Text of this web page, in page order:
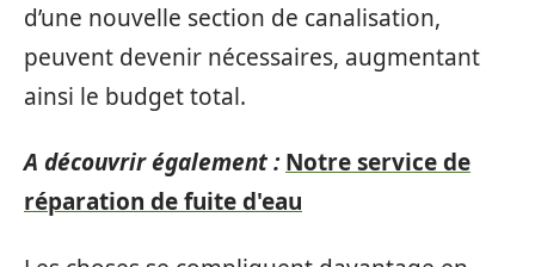
d’une nouvelle section de canalisation,
peuvent devenir nécessaires, augmentant
ainsi le budget total.
A découvrir également : Notre service de
réparation de fuite d'eau